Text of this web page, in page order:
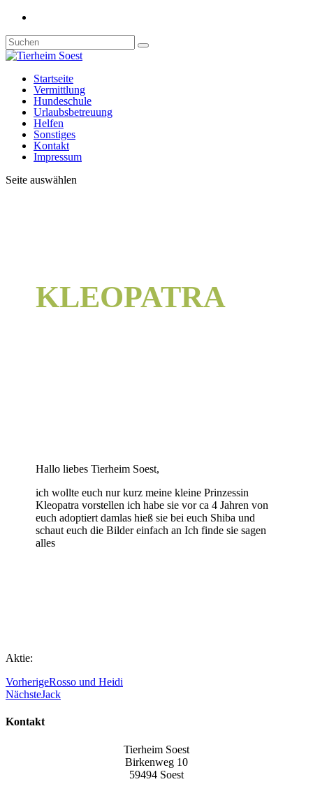
Startseite
Vermittlung
Hundeschule
Urlaubsbetreuung
Helfen
Sonstiges
Kontakt
Impressum
Seite auswählen
KLEOPATRA
Hallo liebes Tierheim Soest,
ich wollte euch nur kurz meine kleine Prinzessin
Kleopatra vorstellen ich habe sie vor ca 4 Jahren von
euch adoptiert damlas hieß sie bei euch Shiba und
schaut euch die Bilder einfach an Ich finde sie sagen
alles
Aktie:
VorherigeRosso und Heidi
NächsteJack
Kontakt
Tierheim Soest
Birkenweg 10
59494 Soest